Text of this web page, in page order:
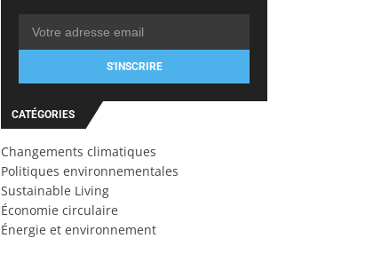
S'INSCRIRE
CATÉGORIES
Changements climatiques
Politiques environnementales
Sustainable Living
Économie circulaire
Énergie et environnement